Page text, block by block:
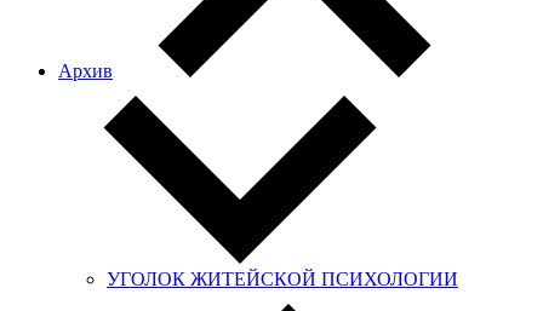
Архив
УГОЛОК ЖИТЕЙСКОЙ ПСИХОЛОГИИ